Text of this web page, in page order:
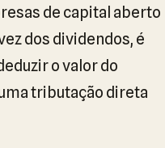
de capital aberto
dos dividendos, é
o valor do
tributação direta